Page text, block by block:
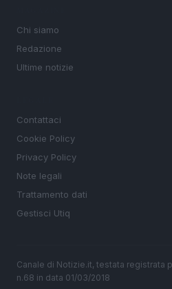
Chi siamo
Redazione
Ultime notizie
Contattaci
Cookie Policy
Privacy Policy
Note legali
Trattamento dati
Gestisci Utiq
Canale di Notizie.it, testata registrata
n.68 in data 01/03/2018